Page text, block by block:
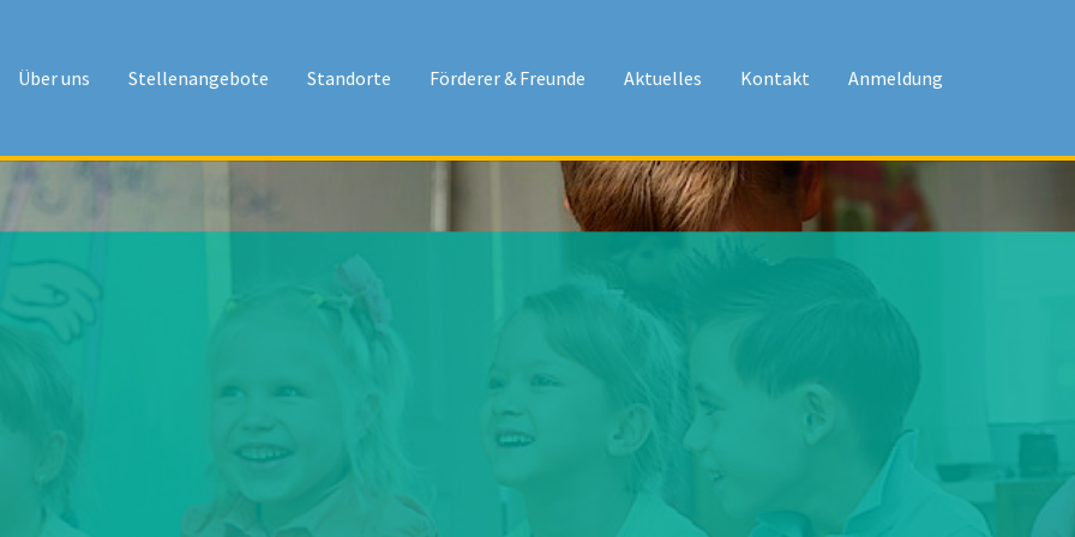
Über uns Stellenangebote Standorte Förderer & Freunde Aktuelles Kontakt Anmeldung